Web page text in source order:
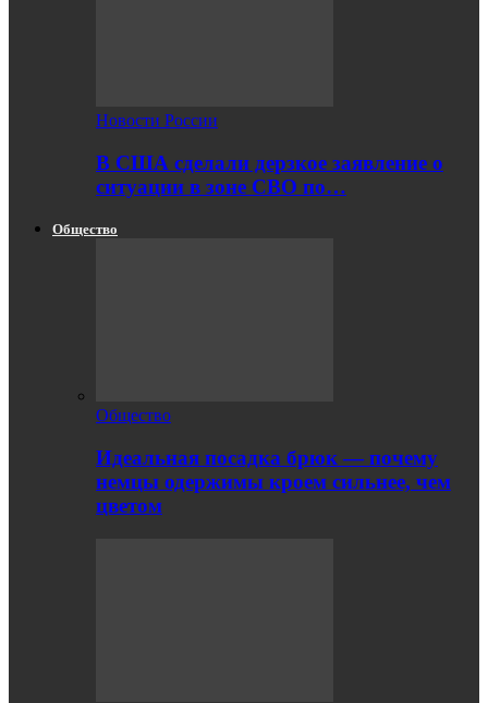
Новости России
В США сделали дерзкое заявление о
ситуации в зоне СВО по…
Общество
Общество
Идеальная посадка брюк — почему
немцы одержимы кроем сильнее, чем
цветом